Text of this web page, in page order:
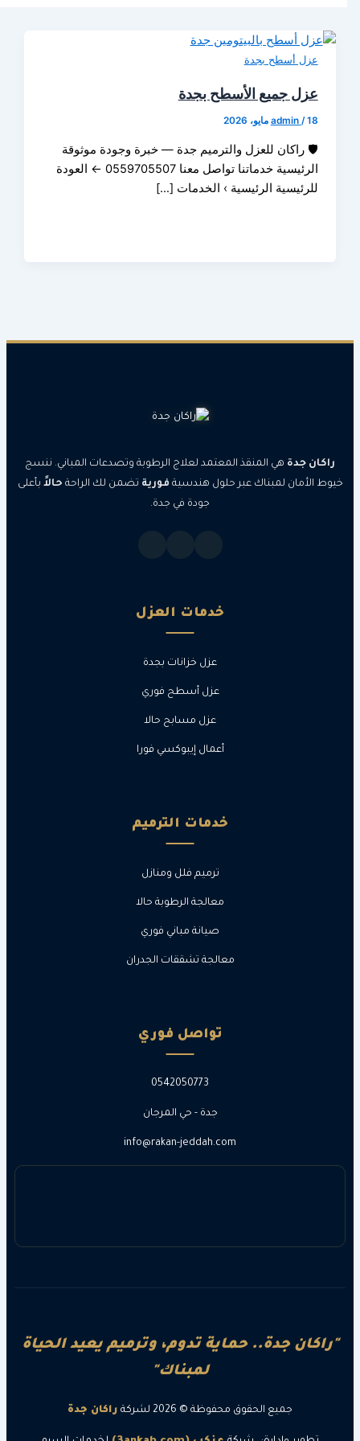
أسطح بجدة
جميع الأسطح بجدة
للعزل والترميم جدة — خبرة وجودة موثوقة
الرئيسية خدماتنا تواصل معنا 0559705507 ← العودة
الرئيسية › الخدمات […]
هي المنقذ المعتمد لعلاج الرطوبة وتصدعات المباني. ننسج
لمبناك عبر حلول هندسيةفوريةتضمن لك الراحةحالاًبأعلى
جودة في جدة.
خدمات العزل
عزل خزانات بجدة
عزل أسطح فوري
عزل مسابح حالا
أعمال إيبوكسي فورا
خدمات الترميم
ترميم فلل ومنازل
معالجة الرطوبة حالا
صيانة مباني فوري
معالجة تشققات الجدران
تواصل فوري
جدة - حي المرجان
info@rakan-jeddah.com
جدة.. حماية تدوم، وترميم يعيد الحياة
لمبناك"
جميع الحقوق محفوظة © 2026 لشركة راكان جدة